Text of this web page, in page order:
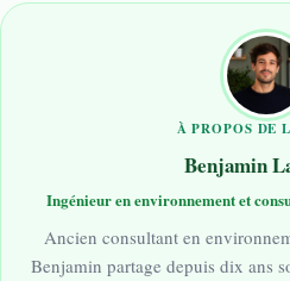
À PROPOS DE
Benjamin
Ingénieur en environnement et
Ancien consultant en
Benjamin partage depuis dix ans